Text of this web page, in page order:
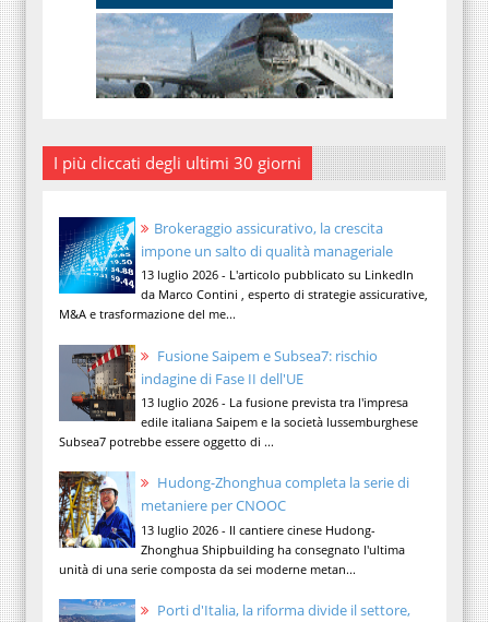
I più cliccati degli ultimi 30 giorni
Brokeraggio assicurativo, la crescita
impone un salto di qualità manageriale
13 luglio 2026 - L'articolo pubblicato su LinkedIn
da Marco Contini , esperto di strategie assicurative,
M&A e trasformazione del me...
Fusione Saipem e Subsea7: rischio
indagine di Fase II dell'UE
13 luglio 2026 - La fusione prevista tra l'impresa
edile italiana Saipem e la società lussemburghese
Subsea7 potrebbe essere oggetto di ...
Hudong-Zhonghua completa la serie di
metaniere per CNOOC
13 luglio 2026 - Il cantiere cinese Hudong-
Zhonghua Shipbuilding ha consegnato l'ultima
unità di una serie composta da sei moderne metan...
Porti d'Italia, la riforma divide il settore,